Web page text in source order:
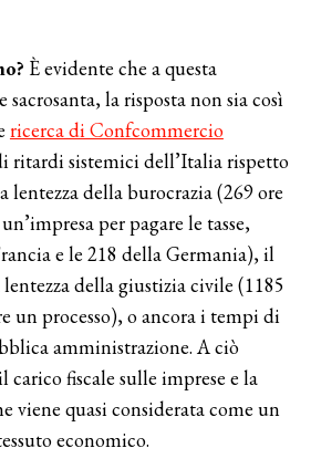
È evidente che a questa
la risposta non sia così
ricerca di Confcommercio
ritardi sistemici dell’Italia rispetto
lentezza della burocrazia (269 ore
per pagare le tasse,
e le 218 della Germania), il
lentezza della giustizia civile (1185
un processo), o ancora i tempi di
amministrazione. A ciò
carico fiscale sulle imprese e la
viene quasi considerata come un
economico.